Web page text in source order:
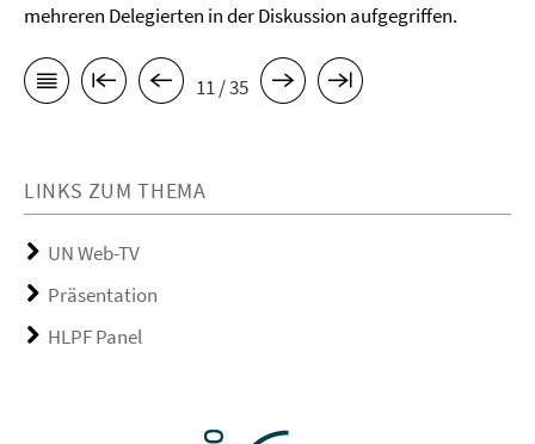
mehreren Delegierten in der Diskussion aufgegriffen.
11 / 35
LINKS ZUM THEMA
UN Web-TV
Präsentation
HLPF Panel